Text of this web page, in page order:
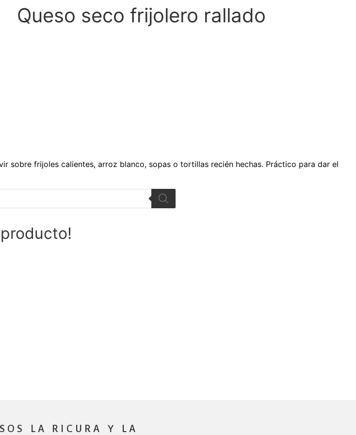
Queso seco frijolero rallado
sobre frijoles calientes, arroz blanco, sopas o tortillas recién hechas. Práctico para dar el
LA RICURA Y LA